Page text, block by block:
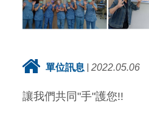
單位訊息 2022.05.06
讓我們共同"手"護您!!